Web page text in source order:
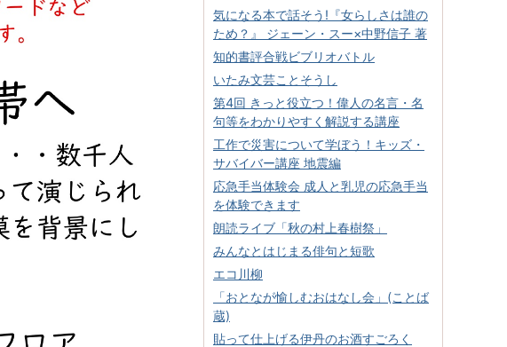
気になる本で話そう!『女らしさは誰の
ため？』 ジェーン・スー×中野信子 著
知的書評合戦ビブリオバトル
いたみ文芸ことそうし
第4回 きっと役立つ！偉人の名言・名
句等をわかりやすく解説する講座
工作で災害について学ぼう！キッズ・
サバイバー講座 地震編
応急手当体験会 成人と乳児の応急手当
を体験できます
朗読ライブ「秋の村上春樹祭」
みんなとはじまる俳句と短歌
エコ川柳
「おとなが愉しむおはなし会」(ことば
蔵)
貼って仕上げる伊丹のお酒すごろく